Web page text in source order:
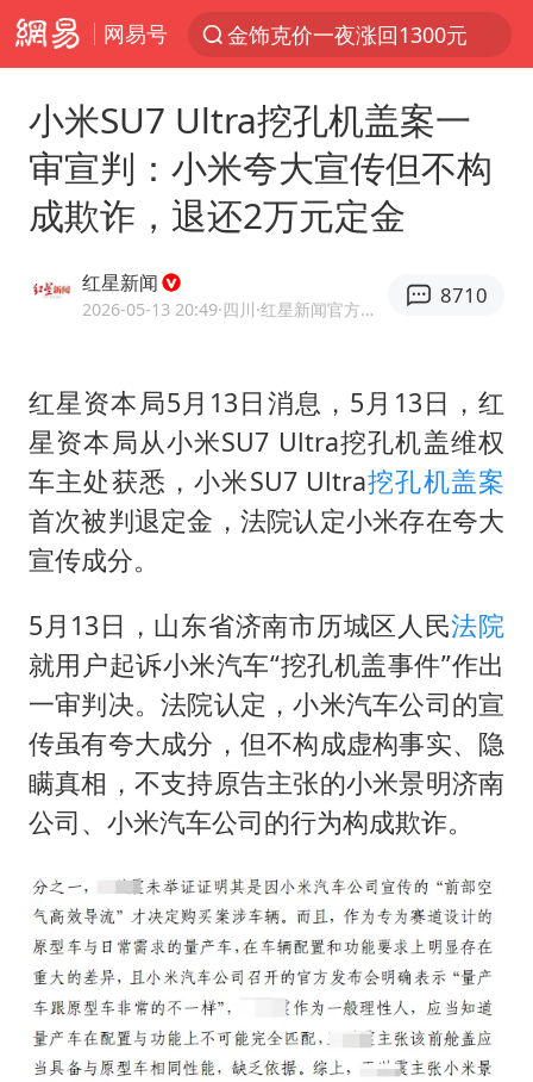
网易号
解锁各地夏日限定体验
西湖突现狂风暴雨 游客瞬间被浇透
河南重大刑事案嫌疑人落网
视频丨中国东方电气集团原党组副书记、董事宋致远被查
白海豚将正面袭击贯穿浙江
酒店回应车内过夜被收150元
“不怕六爷挂得多 就怕六爷挂一颗”
牛津大学一纸声明甩不了锅
新疆景区自驾服务费改为按车收费
女主硬加吻戏短剧已下架
浙江台州《告全体市民书》
香港宏福苑火灾或由烟头引起
小米SU7 Ultra挖孔机盖案一
审宣判：小米夸大宣传但不构
成欺诈，退还2万元定金
红星新闻
2026-05-13 20:49·四川 ·红星新闻官方网易号
8710
红星资本局5月13日消息，5月13日，红
星资本局从小米SU7 Ultra挖孔机盖维权
车主处获悉，小米SU7 Ultra挖孔机盖案
首次被判退定金，法院认定小米存在夸大
宣传成分。
5月13日，山东省济南市历城区人民法院
就用户起诉小米汽车“挖孔机盖事件”作出
一审判决。法院认定，小米汽车公司的宣
传虽有夸大成分，但不构成虚构事实、隐
瞒真相，不支持原告主张的小米景明济南
公司、小米汽车公司的行为构成欺诈。